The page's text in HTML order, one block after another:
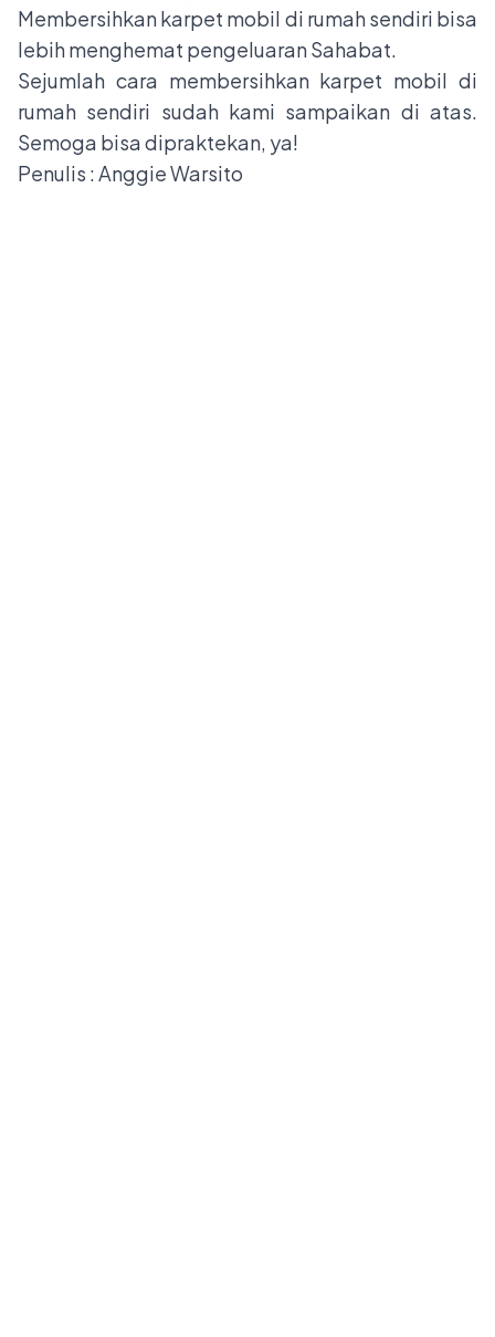
Membersihkan karpet mobil di rumah sendiri bisa
lebih menghemat pengeluaran Sahabat.
Sejumlah cara membersihkan karpet mobil di
rumah sendiri sudah kami sampaikan di atas.
Semoga bisa dipraktekan, ya!
Penulis : Anggie Warsito